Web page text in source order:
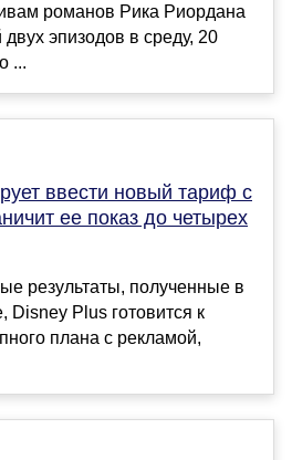
романов Рика Риордана
эпизодов в среду, 20
...
ввести новый тариф с
ее показ до четырех
результаты, полученные в
Disney Plus готовится к
плана с рекламой,